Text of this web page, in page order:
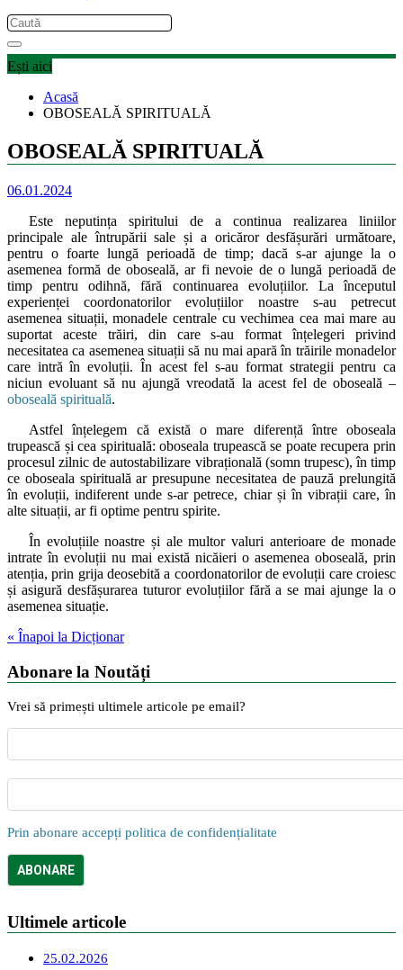
Ești aici
Acasă
OBOSEALĂ SPIRITUALĂ
OBOSEALĂ SPIRITUALĂ
06.01.2024
Este neputința spiritului de a continua realizarea liniilor
principale ale întrupării sale și a oricăror desfășurări următoare,
pentru o foarte lungă perioadă de timp; dacă s-ar ajunge la o
asemenea formă de oboseală, ar fi nevoie de o lungă perioadă de
timp pentru odihnă, fără continuarea evoluțiilor. La începutul
experienței coordonatorilor evoluțiilor noastre s-au petrecut
asemenea situații, monadele centrale cu vechimea cea mai mare au
suportat aceste trăiri, din care s-au format înțelegeri privind
necesitatea ca asemenea situații să nu mai apară în trăirile monadelor
care intră în evoluții. În acest fel s-au format strategii pentru ca
niciun evoluant să nu ajungă vreodată la acest fel de oboseală –
oboseală spirituală.
Astfel înțelegem că există o mare diferență între oboseala
trupească și cea spirituală: oboseala trupească se poate recupera prin
procesul zilnic de autostabilizare vibrațională (somn trupesc), în timp
ce oboseala spirituală ar presupune necesitatea de pauză prelungită
în evoluții, indiferent unde s-ar petrece, chiar și în vibrații care, în
alte situații, ar fi optime pentru spirite.
În evoluțiile noastre și ale multor valuri anterioare de monade
intrate în evoluții nu mai există nicăieri o asemenea oboseală, prin
atenția, prin grija deosebită a coordonatorilor de evoluții care croiesc
și asigură desfășurarea tuturor evoluțiilor fără a se mai ajunge la o
asemenea situație.
« Înapoi la Dicționar
Abonare la Noutăți
Vrei să primești ultimele articole pe email?
Prin abonare accepți politica de confidențialitate
Ultimele articole
25.02.2026